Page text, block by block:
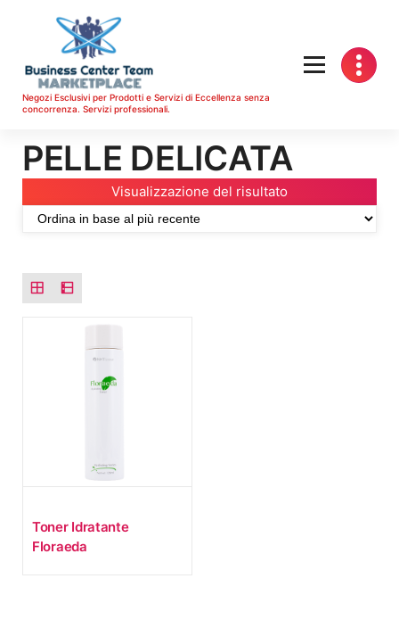
contenuto
Negozi Esclusivi per Prodotti e Servizi di Eccellenza senza
concorrenza. Servizi professionali.
PELLE DELICATA
Visualizzazione del risultato
Toner Idratante
Floraeda